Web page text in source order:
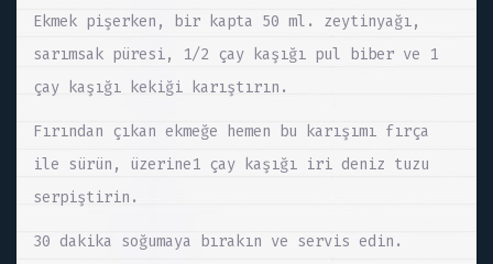
Ekmek pişerken, bir kapta 50 ml. zeytinyağı,
sarımsak püresi, 1/2 çay kaşığı pul biber ve 1
çay kaşığı kekiği karıştırın.
Fırından çıkan ekmeğe hemen bu karışımı fırça
ile sürün, üzerine1 çay kaşığı iri deniz tuzu
serpiştirin.
30 dakika soğumaya bırakın ve servis edin.